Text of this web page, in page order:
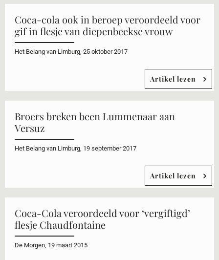
Coca-cola ook in beroep veroordeeld voor
gif in flesje van diepenbeekse vrouw
Het Belang van Limburg, 25 oktober 2017
Artikel lezen
Broers breken been Lummenaar aan
Versuz
Het Belang van Limburg, 19 september 2017
Artikel lezen
Coca-Cola veroordeeld voor ‘vergiftigd’
flesje Chaudfontaine
De Morgen, 19 maart 2015